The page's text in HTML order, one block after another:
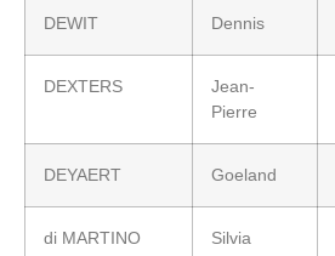
DEWIT Dennis
DEXTERS
Jean-
Pierre
DEYAERT Goeland
di MARTINO Silvia